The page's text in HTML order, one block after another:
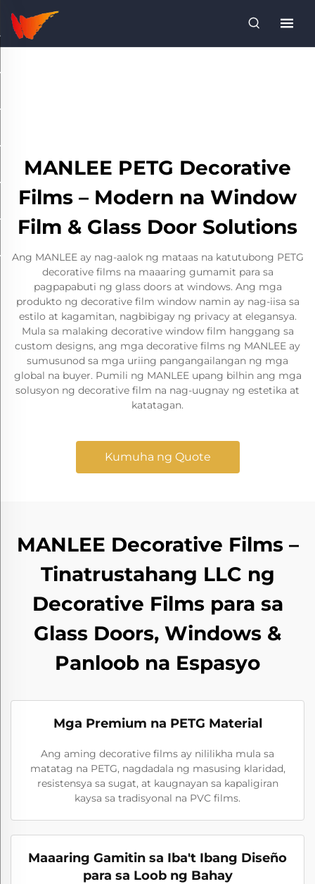
MANLEE PETG Decorative
Films – Modern na Window
Film & Glass Door Solutions
Ang MANLEE ay nag-aalok ng mataas na katutubong PETG
decorative films na maaaring gumamit para sa
pagpapabuti ng glass doors at windows. Ang mga
produkto ng decorative film window namin ay nag-iisa sa
estilo at kagamitan, nagbibigay ng privacy at elegansya.
Mula sa malaking decorative window film hanggang sa
custom designs, ang mga decorative films ng MANLEE ay
sumusunod sa mga uriing pangangailangan ng mga
global na buyer. Pumili ng MANLEE upang bilhin ang mga
solusyon ng decorative film na nag-uugnay ng estetika at
katatagan.
Kumuha ng Quote
MANLEE Decorative Films –
Tinatrustahang LLC ng
Decorative Films para sa
Glass Doors, Windows &
Panloob na Espasyo
Mga Premium na PETG Material
Ang aming decorative films ay nililikha mula sa
matatag na PETG, nagdadala ng masusing klaridad,
resistensya sa sugat, at kaugnayan sa kapaligiran
kaysa sa tradisyonal na PVC films.
Maaaring Gamitin sa Iba't Ibang Diseño
para sa Loob ng Bahay